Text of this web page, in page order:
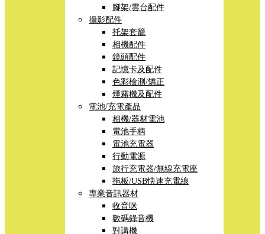
腳架/雲台配件
攝影配件
托架套籠
相機配件
鏡頭配件
記憶卡及配件
色彩檢測/矯正
煙霧機及配件
電池/充電產品
相機/器材電池
電池手柄
電池充電器
行動電源
旅行充電器/無線充電座
拖板/USB快速充電線
專業音訊器材
收音咪
數碼錄音機
對講機